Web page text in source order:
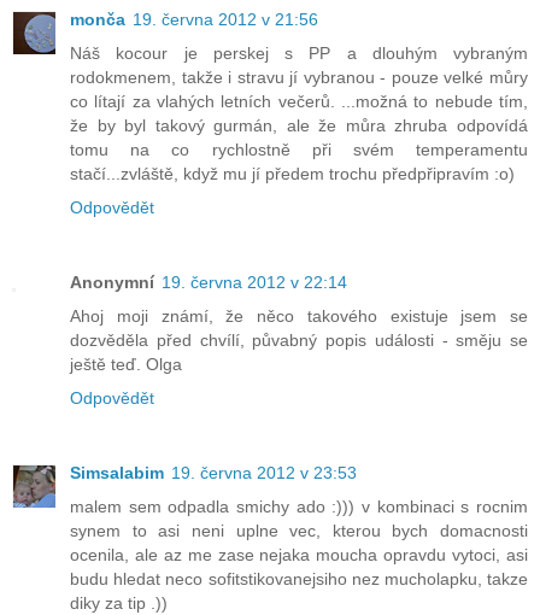
monča 19. června 2012 v 21:56
Náš kocour je perskej s PP a dlouhým vybraným
rodokmenem, takže i stravu jí vybranou - pouze velké můry
co lítají za vlahých letních večerů. ...možná to nebude tím,
že by byl takový gurmán, ale že můra zhruba odpovídá
tomu na co rychlostně při svém temperamentu
stačí...zvláště, když mu jí předem trochu předpřipravím :o)
Odpovědět
Anonymní 19. června 2012 v 22:14
Ahoj moji známí, že něco takového existuje jsem se
dozvěděla před chvílí, půvabný popis události - směju se
ještě teď. Olga
Odpovědět
Simsalabim 19. června 2012 v 23:53
malem sem odpadla smichy ado :))) v kombinaci s rocnim
synem to asi neni uplne vec, kterou bych domacnosti
ocenila, ale az me zase nejaka moucha opravdu vytoci, asi
budu hledat neco sofitstikovanejsiho nez mucholapku, takze
diky za tip .))